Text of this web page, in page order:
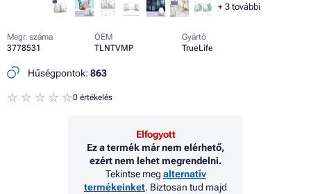
+ 3további
Megr. száma
3778531
OEM
TLNTVMP
Gyártó
TrueLife
Hűségpontok: 863
0 értékelés
Elfogyott
Ez a termék már nem elérhető,
ezért nem lehet megrendelni.
Tekintse meg alternatív
termékeinket. Biztosan tud majd